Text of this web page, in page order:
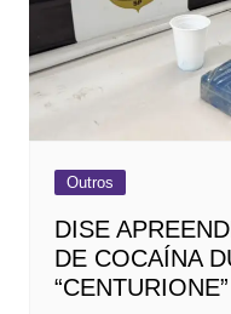
Outros
DISE
DE COCAÍNA